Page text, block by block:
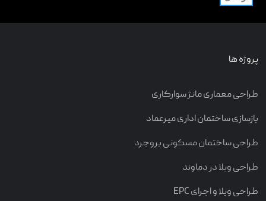
پروژه ها
طراحی معماری مانژ سوارکاری
بازسازی ساختمان اداری میرعماد
طراحی ساختمان مسکونی بروجرد
طراحی ویلا در دماوند
طراحی ویلا و اجرای EPC